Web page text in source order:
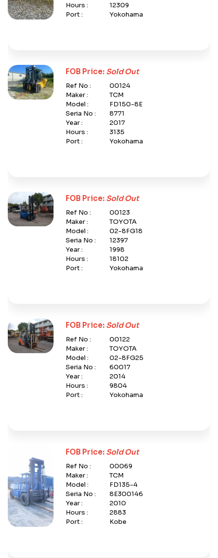
Hours :
12309
Port :
Yokohama
FOB Price: Sold Out
Ref No :
00124
Maker :
TCM
Model :
FD150-8E
Seria No :
8771
Year :
2017
Hours :
3135
Port :
Yokohama
FOB Price: Sold Out
Ref No :
00123
Maker :
TOYOTA
Model :
02-8FG18
Seria No :
12397
Year :
1998
Hours :
18102
Port :
Yokohama
FOB Price: Sold Out
Ref No :
00122
Maker :
TOYOTA
Model :
02-8FG25
Seria No :
60017
Year :
2014
Hours :
9804
Port :
Yokohama
FOB Price: Sold Out
Ref No :
00069
Maker :
TCM
Model :
FD135-4
Seria No :
8E300146
Year :
2010
Hours :
2883
Port :
Kobe